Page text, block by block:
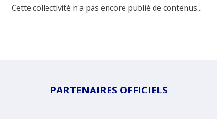
Cette collectivité n'a pas encore publié de contenus...
PARTENAIRES OFFICIELS